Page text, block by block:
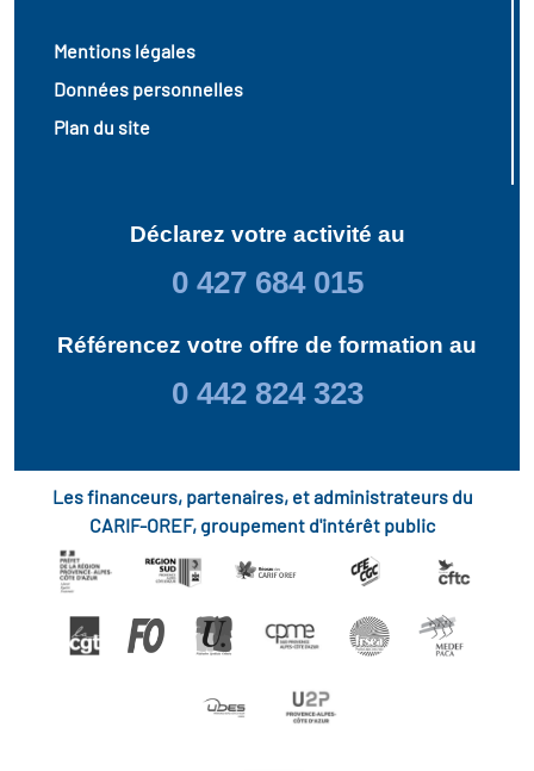
Mentions légales
Données personnelles
Plan du site
Déclarez votre activité au
0 427 684 015
Référencez votre offre de formation au
0 442 824 323
Les financeurs, partenaires, et administrateurs du
CARIF-OREF, groupement d'intérêt public